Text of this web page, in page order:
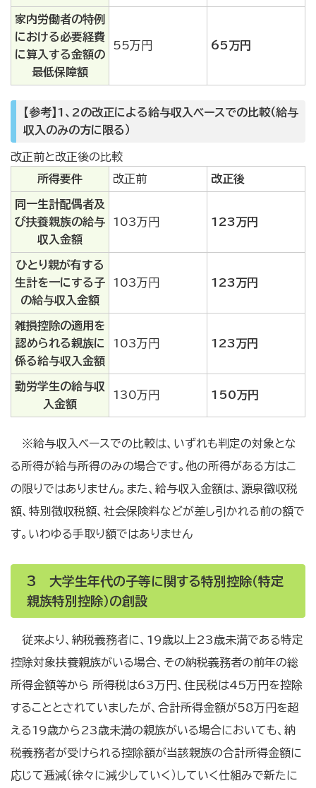
家内労働者の特例
における必要経費
に算入する金額の
最低保障額
55万円 65万円
【参考】1、2の改正による給与収入ベースでの比較（給与
収入のみの方に限る）
改正前と改正後の比較
所得要件
改正前 改正後
同一生計配偶者及
び扶養親族の給与
収入金額
103万円 123万円
ひとり親が有する
生計を一にする子
の給与収入金額
103万円 123万円
雑損控除の適用を
認められる親族に
係る給与収入金額
103万円 123万円
勤労学生の給与収
入金額
130万円 150万円
※給与収入ベースでの比較は、いずれも判定の対象とな
る所得が給与所得のみの場合です。他の所得がある方はこ
の限りではありません。また、給与収入金額は、源泉徴収税
額、特別徴収税額、社会保険料などが差し引かれる前の額で
す。いわゆる手取り額ではありません
3 大学生年代の子等に関する特別控除（特定
親族特別控除）の創設
従来より、納税義務者に、19歳以上23歳未満である特定
控除対象扶養親族がいる場合、その納税義務者の前年の総
所得金額等から 所得税は63万円、住民税は45万円を控除
することとされていましたが、合計所得金額が58万円を超
える19歳から23歳未満の親族がいる場合においても、納
税義務者が受けられる控除額が当該親族の合計所得金額に
応じて逓減（徐々に減少していく）していく仕組みで新たに